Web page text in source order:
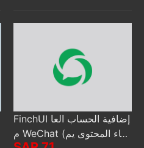
FinchUI إضافية الحساب العا
م WeChat (خفاء المحتوى يم